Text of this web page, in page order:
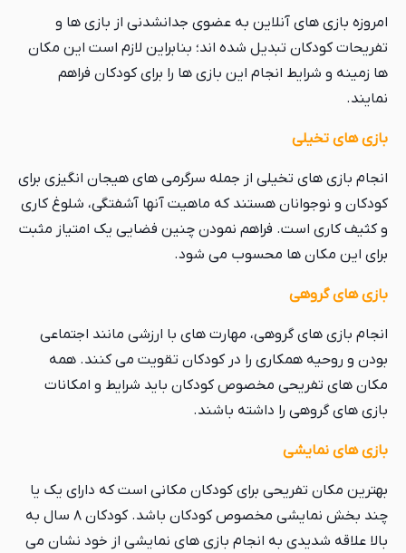
امروزه بازی های آنلاین به عضوی جدانشدنی از بازی ها و
تفریحات کودکان تبدیل شده اند؛ بنابراین لازم است این مکان
ها زمینه و شرایط انجام این بازی ها را برای کودکان فراهم
نمایند.
بازی های تخیلی
انجام بازی های تخیلی از جمله سرگرمی های هیجان انگیزی برای
کودکان و نوجوانان هستند که ماهیت آنها آشفتگی، شلوغ کاری
و کثیف کاری است. فراهم نمودن چنین فضایی یک امتیاز مثبت
برای این مکان ها محسوب می شود.
بازی های گروهی
انجام بازی های گروهی، مهارت های با ارزشی مانند اجتماعی
بودن و روحیه همکاری را در کودکان تقویت می کنند. همه
مکان های تفریحی مخصوص کودکان باید شرایط و امکانات
بازی های گروهی را داشته باشند.
بازی های نمایشی
بهترین مکان تفریحی برای کودکان مکانی است که دارای یک یا
چند بخش نمایشی مخصوص کودکان باشد. کودکان ۸ سال به
بالا علاقه شدیدی به انجام بازی های نمایشی از خود نشان می